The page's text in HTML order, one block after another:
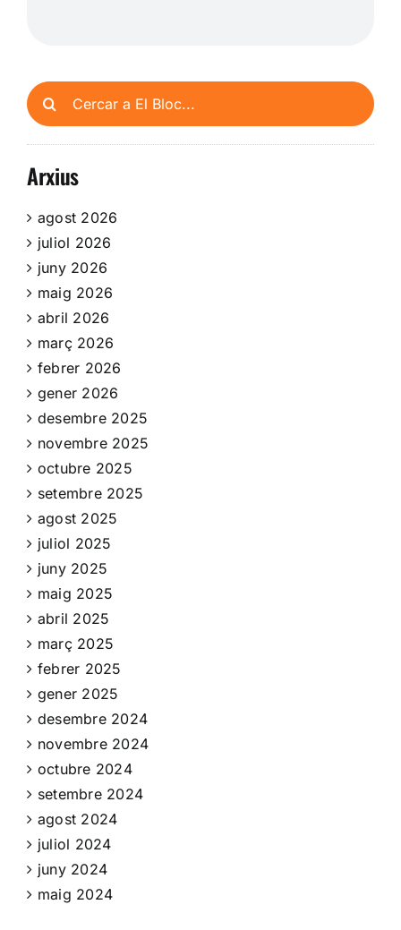
Cerca
…
Arxius
agost 2026
juliol 2026
juny 2026
maig 2026
abril 2026
març 2026
febrer 2026
gener 2026
desembre 2025
novembre 2025
octubre 2025
setembre 2025
agost 2025
juliol 2025
juny 2025
maig 2025
abril 2025
març 2025
febrer 2025
gener 2025
desembre 2024
novembre 2024
octubre 2024
setembre 2024
agost 2024
juliol 2024
juny 2024
maig 2024